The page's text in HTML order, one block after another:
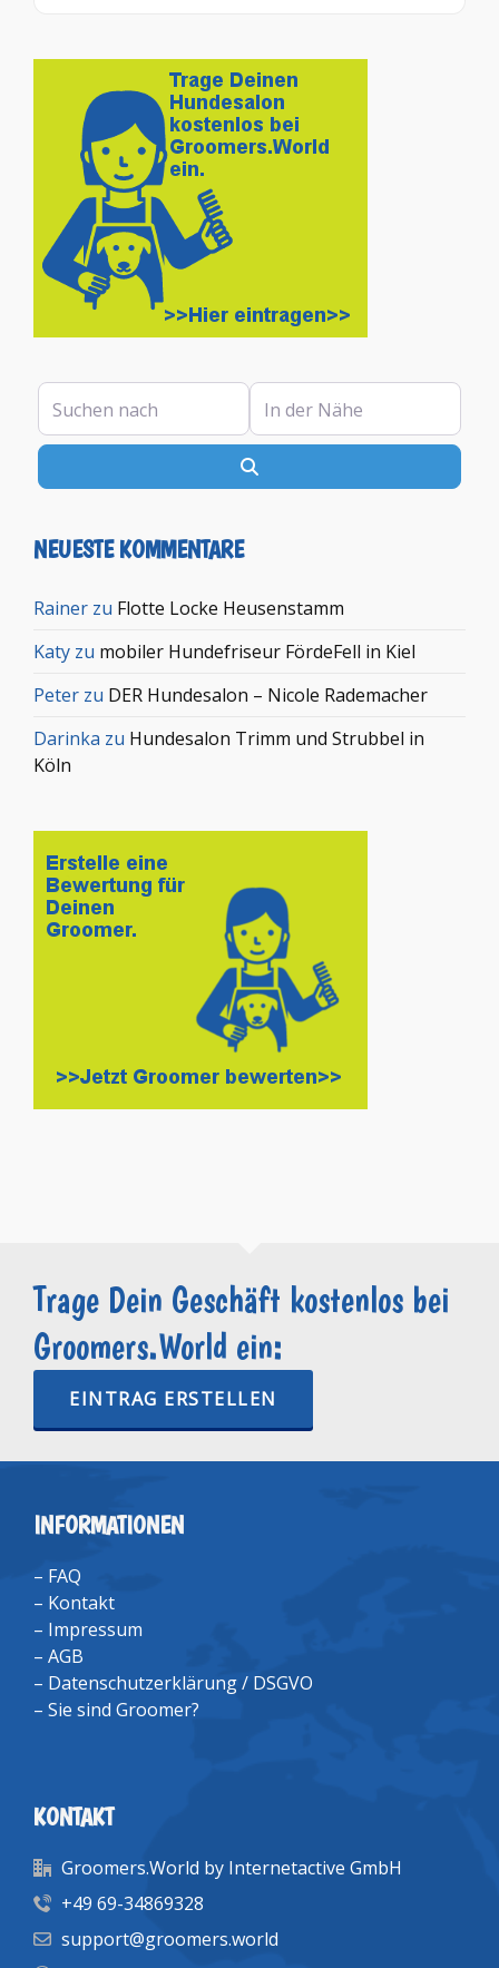
Suchen nach In der Nähe
NEUESTE KOMMENTARE
Rainer zu Flotte Locke Heusenstamm
Katy zu mobiler Hundefriseur FördeFell in Kiel
Peter zu DER Hundesalon – Nicole Rademacher
Darinka zu Hundesalon Trimm und Strubbel in
Köln
Trage Dein Geschäft kostenlos bei
Groomers.World ein:
EINTRAG ERSTELLEN
INFORMATIONEN
– FAQ
– Kontakt
– Impressum
– AGB
– Datenschutzerklärung / DSGVO
– Sie sind Groomer?
KONTAKT
Groomers.World by Internetactive GmbH
+49 69-34869328
support@groomers.world